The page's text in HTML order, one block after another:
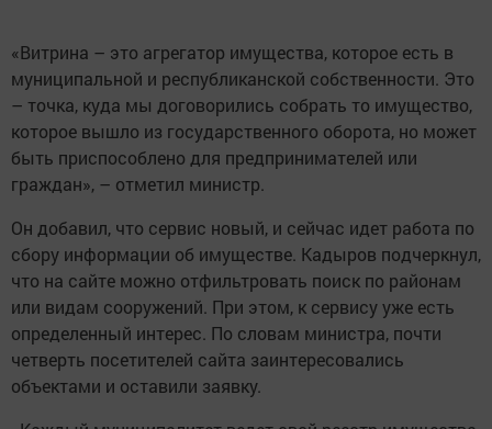
«Витрина – это агрегатор имущества, которое есть в
муниципальной и республиканской собственности. Это
– точка, куда мы договорились собрать то имущество,
которое вышло из государственного оборота, но может
быть приспособлено для предпринимателей или
граждан», – отметил министр.
Он добавил, что сервис новый, и сейчас идет работа по
сбору информации об имуществе. Кадыров подчеркнул,
что на сайте можно отфильтровать поиск по районам
или видам сооружений. При этом, к сервису уже есть
определенный интерес. По словам министра, почти
четверть посетителей сайта заинтересовались
объектами и оставили заявку.